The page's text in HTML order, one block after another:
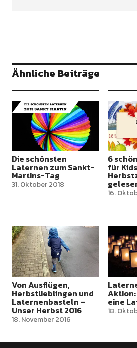
Ähnliche Beiträge
Die schönsten
Laternen zum Sankt-
Martins-Tag
31. Oktober 2018
6
für
16.
Von Ausflügen,
Herbstlieblingen und
Laternenbasteln –
Unser Herbst 2016
18. November 2016
eine
18.